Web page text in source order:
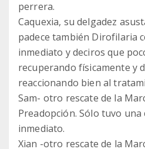
perrera.
Caquexia, su delgadez
padece también Dirofilaria
inmediato y deciros que
recuperando físicamente y
reaccionando bien al
Sam- otro rescate de la
Preadopción. Sólo tuvo
inmediato.
Xian -otro rescate de la